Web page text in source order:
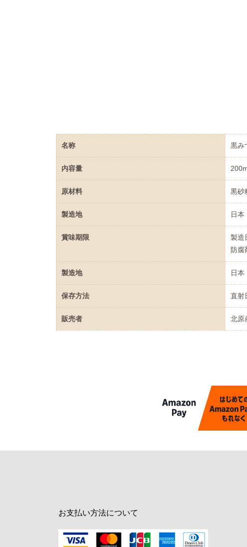
名称 黒み
内容量
原材料 黒砂
製造地 日本
賞味期限
製造
防腐
製造地 日本
保存方法 直射
販売者 北原
お支払い方法について